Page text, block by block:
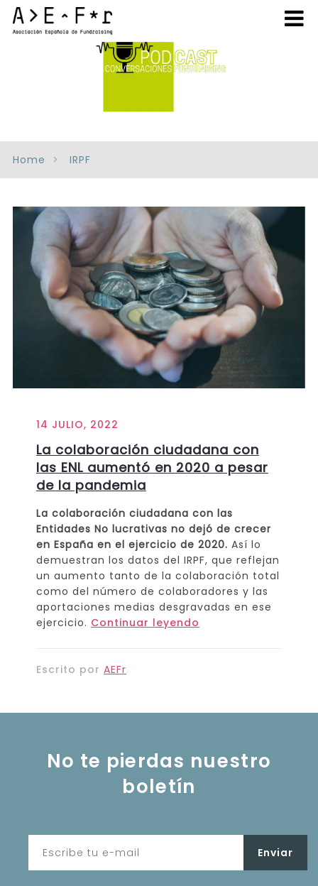
Home IRPF
14 JULIO, 2022
La colaboración ciudadana con
las ENL aumentó en 2020 a pesar
de la pandemia
La colaboración ciudadana con las
Entidades No lucrativas no dejó de crecer
en España en el ejercicio de 2020. Así lo
demuestran los datos del IRPF, que reflejan
un aumento tanto de la colaboración total
como del número de colaboradores y las
aportaciones medias desgravadas en ese
ejercicio. Continuar leyendo
Escrito por AEFr
No te pierdas nuestro
boletín